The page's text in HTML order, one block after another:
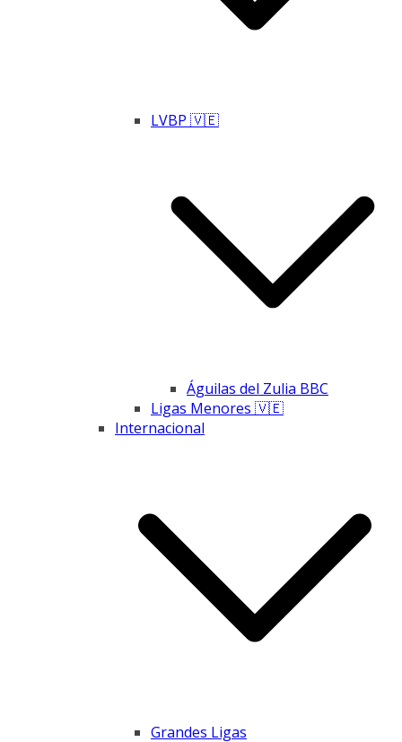
LVBP 🇻🇪
Águilas del Zulia BBC
Ligas Menores 🇻🇪
Internacional
Grandes Ligas